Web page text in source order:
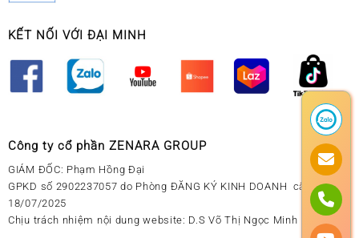
KẾT NỐI VỚI ĐẠI MINH
Công ty cổ phần ZENARA GROUP
GIÁM ĐỐC: Phạm Hồng Đại
GPKD số 2902237057 do Phòng ĐĂNG KÝ KINH DOANH cấp ngày
18/07/2025
Chịu trách nhiệm nội dung website: D.S Võ Thị Ngọc Minh